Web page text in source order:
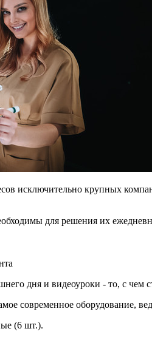
исключительно крупных
для решения их
дня и видеоуроки - то, с
современное оборудование,
(6 шт.).